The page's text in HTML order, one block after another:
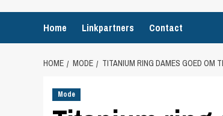
Home Linkpartners Contact
HOME MODE TITANIUM RING DAMES GOED OM
Mode